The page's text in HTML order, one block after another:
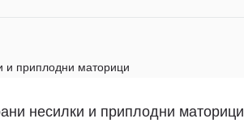
несилки и приплодни маторици